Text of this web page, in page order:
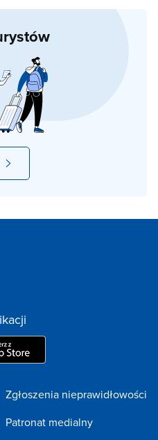
Zgłoszenia nieprawidłowości
Patronat medialny